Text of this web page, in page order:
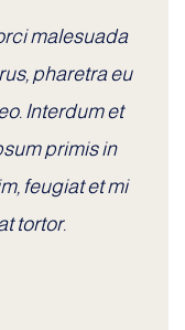
malesuada
pharetra eu
Interdum et
primis in
feugiat et mi
tortor.